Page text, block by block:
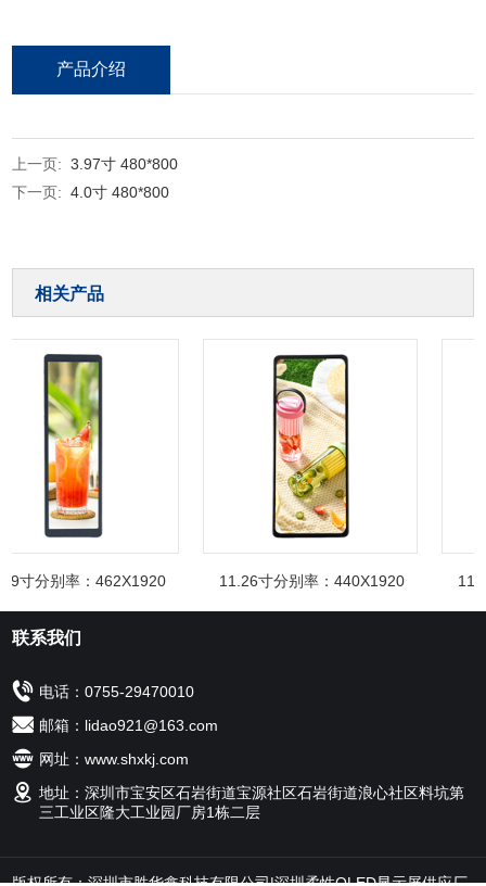
产品介绍
上一页:3.97寸 480*800
下一页:4.0寸 480*800
相关产品
寸分别率：462X1920 11.26寸分别率：440X1920
联系我们
电话：0755-29470010
邮箱：lidao921@163.com
网址：www.shxkj.com
地址：深圳市宝安区石岩街道宝源社区石岩街道浪心社区料坑第
三工业区隆大工业园厂房1栋二层